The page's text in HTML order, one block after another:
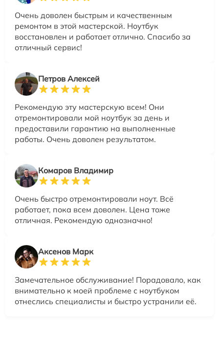
Очень доволен быстрым и качественным
ремонтом в этой мастерской. Ноутбук
восстановлен и работает отлично. Спасибо за
отличный сервис!
Петров Алексей
Рекомендую эту мастерскую всем! Они
отремонтировали мой ноутбук за день и
предоставили гарантию на выполненные
работы. Очень доволен результатом.
Комаров Владимир
Очень быстро отремонтировали ноут. Всё
работает, пока всем доволен. Цена тоже
отличная. Рекомендую однозначно!
Аксенов Марк
Замечательное обслуживание! Порадовало, как
внимательно к моей проблеме с ноутбуком
отнеслись специалисты и быстро устранили её.